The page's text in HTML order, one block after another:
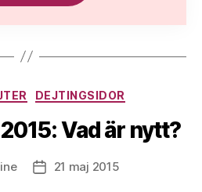
Kategorier
DEJTINGSIDOR
Vad är nytt?
Inläggsdatum
21 maj 2015